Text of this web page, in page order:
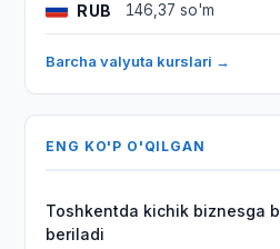
RUB 146,37 so'm
Barcha valyuta kurslari →
ENG KO'P O'QILGAN
Toshkentda kichik biznesga
beriladi